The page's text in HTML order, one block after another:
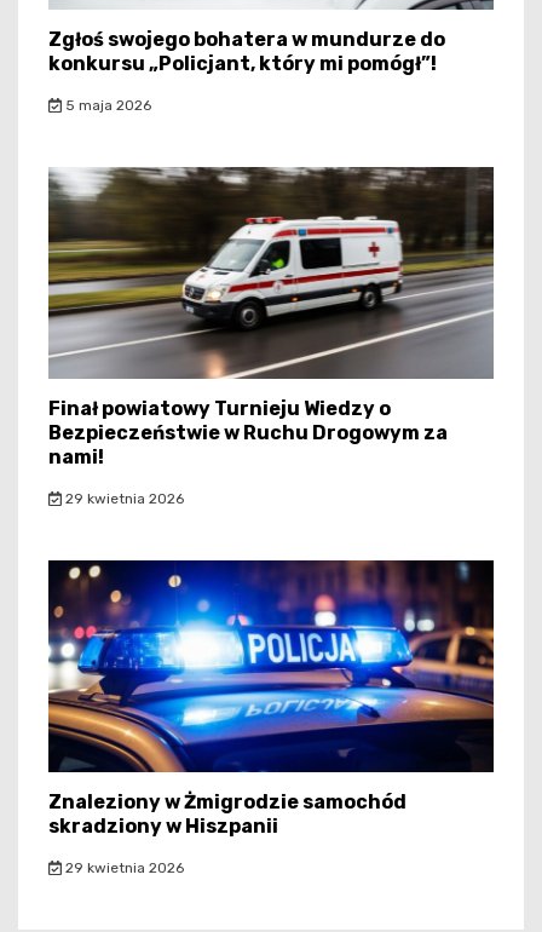
Zgłoś swojego bohatera w mundurze do
konkursu „Policjant, który mi pomógł”!
5 maja 2026
Finał powiatowy Turnieju Wiedzy o
Bezpieczeństwie w Ruchu Drogowym za
nami!
29 kwietnia 2026
Znaleziony w Żmigrodzie samochód
skradziony w Hiszpanii
29 kwietnia 2026